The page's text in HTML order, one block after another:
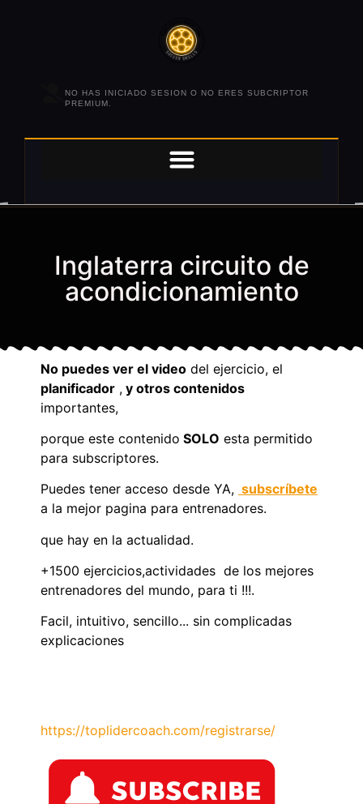
NO HAS INICIADO SESION O NO ERES SUBCRIPTOR
PREMIUM.
Inglaterra circuito de
acondicionamiento
No puedes ver el video del ejercicio, el
planificador , y otros contenidos
importantes,
porque este contenido SOLO esta permitido
para subscriptores.
Puedes tener acceso desde YA, subscríbete
a la mejor pagina para entrenadores.
que hay en la actualidad.
+1500 ejercicios,actividades de los mejores
entrenadores del mundo, para ti !!!.
Facil, intuitivo, sencillo... sin complicadas
explicaciones
https://toplidercoach.com/registrarse/